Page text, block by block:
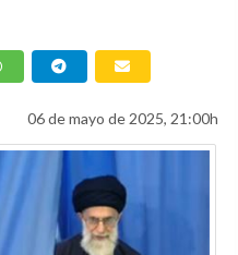
06 de mayo de 2025, 21:00h